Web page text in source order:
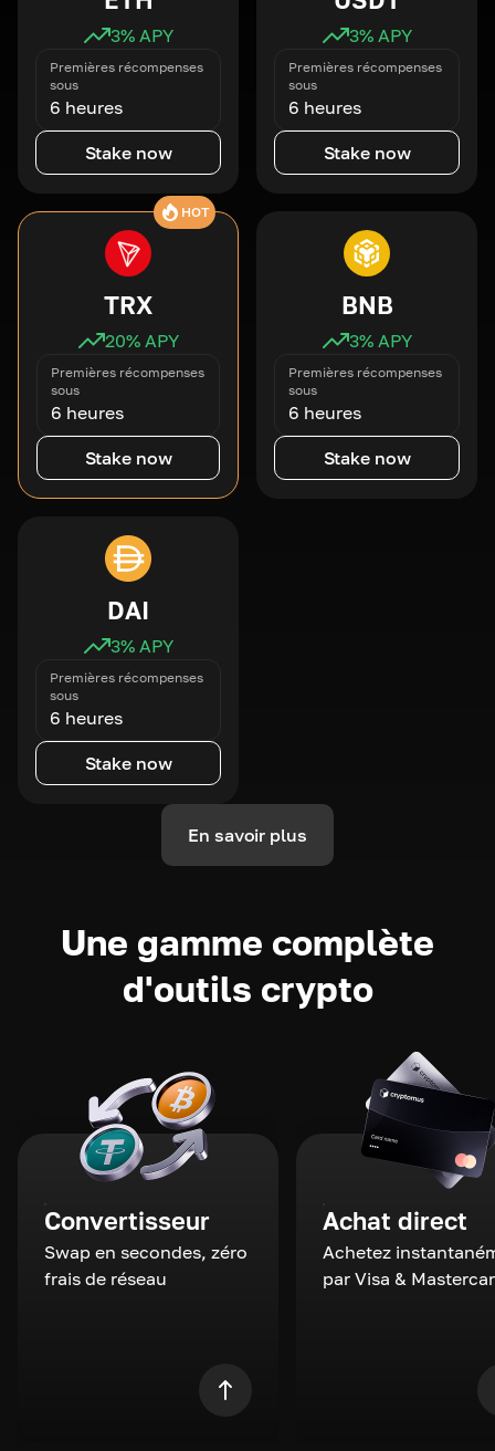
3% APY
Premières récompenses
sous
6 heures
Stake now
3% APY
Premières récompenses
sous
6 heures
Stake now
HOT
TRX
20% APY
Premières récompenses
sous
6 heures
Stake now
BNB
3% APY
Premières récompenses
sous
6 heures
Stake now
DAI
3% APY
Premières récompenses
sous
6 heures
Stake now
En savoir plus
Une gamme complète
d'outils crypto
Convertisseur
Swap en secondes, zéro
frais de réseau
Achat direct
Achetez
par Visa &